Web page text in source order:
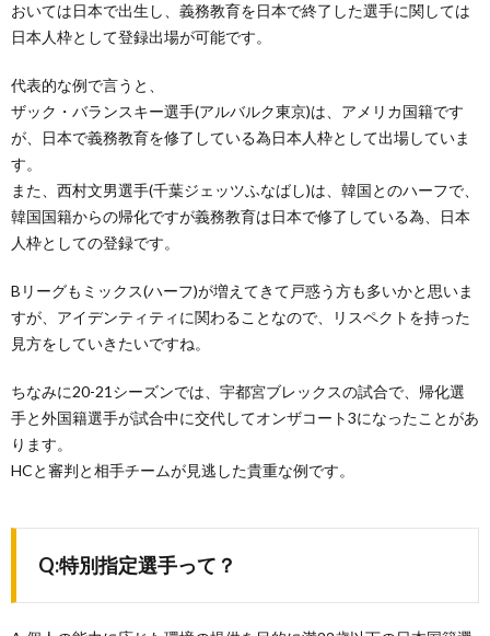
おいては日本で出生し、義務教育を日本で終了した選手に関しては
日本人枠として登録出場が可能です。
代表的な例で言うと、
ザック・バランスキー選手(アルバルク東京)は、アメリカ国籍です
が、日本で義務教育を修了している為日本人枠として出場していま
す。
また、西村文男選手(千葉ジェッツふなばし)は、韓国とのハーフで、
韓国国籍からの帰化ですが義務教育は日本で修了している為、日本
人枠としての登録です。
Bリーグもミックス(ハーフ)が増えてきて戸惑う方も多いかと思いま
すが、アイデンティティに関わることなので、リスペクトを持った
見方をしていきたいですね。
ちなみに20-21シーズンでは、宇都宮ブレックスの試合で、帰化選
手と外国籍選手が試合中に交代してオンザコート3になったことがあ
ります。
HCと審判と相手チームが見逃した貴重な例です。
Q:特別指定選手って？